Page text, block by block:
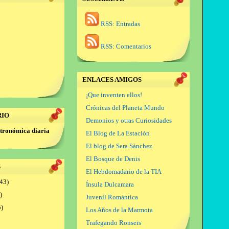
diaria
RSS: Entradas
RSS: Comentarios
ENLACES AMIGOS
¡Que inventen ellos!
Crónicas del Planeta Mundo
Demonios y otras Curiosidades
El Blog de La Estación
El blog de Sera Sánchez
El Bosque de Denis
El Hebdomadario de la TIA
Ínsula Dulcamara
Juvenil Romántica
Los Años de la Marmota
Trafegando Ronseis